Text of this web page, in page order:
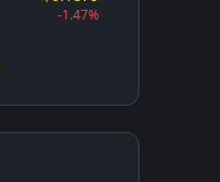
-1.47%